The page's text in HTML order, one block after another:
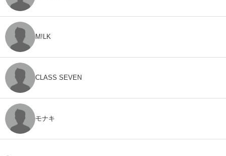
M!LK
CLASS SEVEN
モナキ